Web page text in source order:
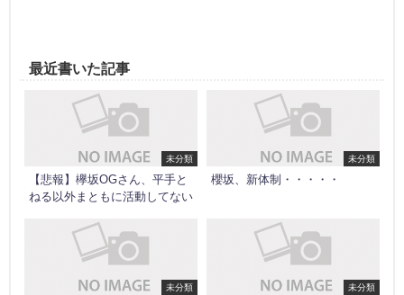
最近書いた記事
未分類
【悲報】欅坂OGさん、平手と
ねる以外まともに活動してない
未分類
櫻坂、新体制・・・・・
未分類 未分類